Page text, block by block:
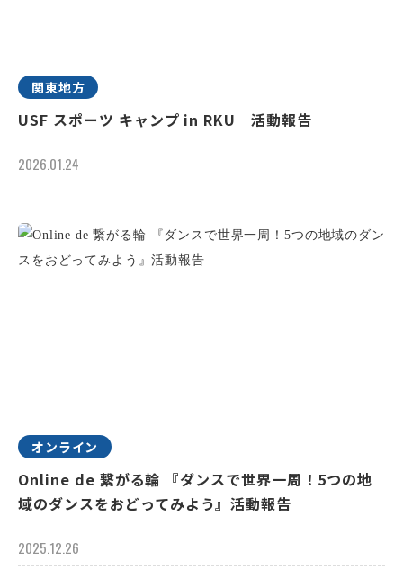
関東地方
USF スポーツ キャンプ in RKU 活動報告
2026.01.24
オンライン
Online de 繋がる輪 『ダンスで世界一周！5つの地
域のダンスをおどってみよう』活動報告
2025.12.26